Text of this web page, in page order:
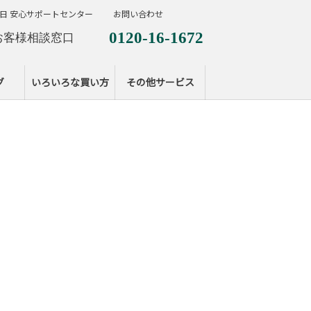
様相談窓口 0120-16-1672
いろいろな買い方 その他サービス
安心サポートセンター お問い合わせ